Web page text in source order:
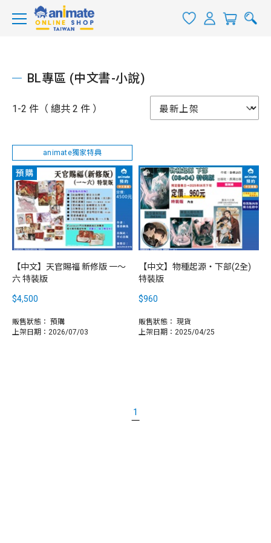
BL專區 (中文書-小說)
1-2 件（ 總共 2 件 ）
animate獨家特典
【中文】天官賜福 新修版 一～
六 特裝版
$4,500
販售狀態： 預購
上架日期：2026/07/03
【中文】物種起源‧下部(2全)
特裝版
$960
販售狀態： 現貨
上架日期：2025/04/25
1